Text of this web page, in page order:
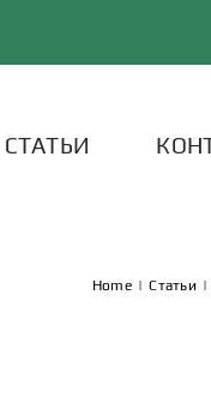
СТАТЬИ
Home | Статьи |